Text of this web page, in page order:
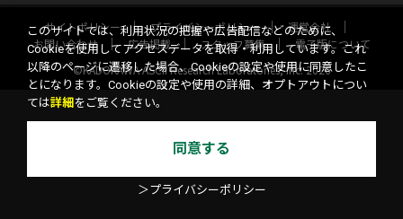
サイトポリシー プライバシーポリシー
運営会社
お問い合わせ
広告掲載 スタッフ募集
電子版について
©KADOKAWA ASCII Research Laboratories, Inc. 2026
このサイトでは、利用状況の把握や広告配信などのために、
Cookieを使用してアクセスデータを取得・利用しています。これ
以降のページに遷移した場合、Cookieの設定や使用に同意したこ
とになります。Cookieの設定や使用の詳細、オプトアウトについ
ては詳細 をご覧ください。
同意する
＞プライバシーポリシー